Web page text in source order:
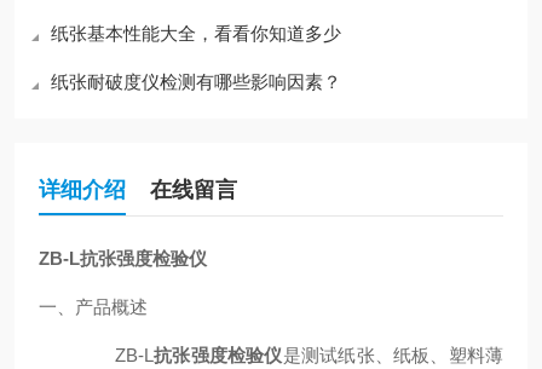
纸张基本性能大全，看看你知道多少
纸张耐破度仪检测有哪些影响因素？
详细介绍 在线留言
ZB-L抗张强度检验仪
一、产品概述
ZB-L 抗张强度检验仪是测试纸张、纸板、塑料薄